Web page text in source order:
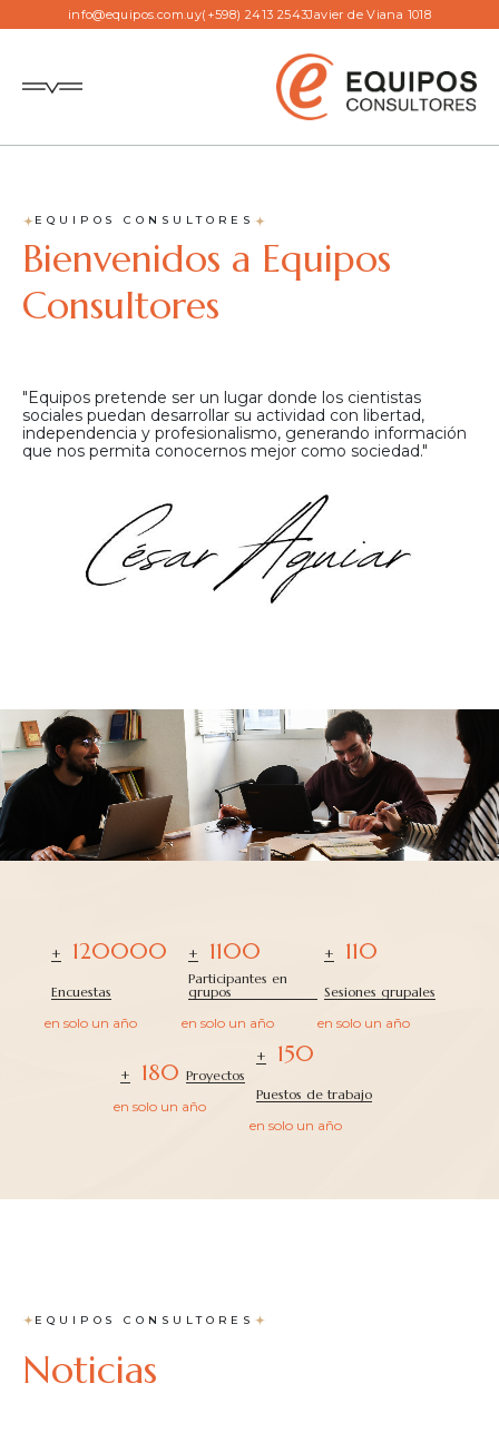
info@equipos.com.uy(+598) 2413 2543Javier de Viana 1018
EQUIPOS CONSULTORES
Bienvenidos a Equipos
Consultores
"Equipos pretende ser un lugar donde los cientistas
sociales puedan desarrollar su actividad con libertad,
independencia y profesionalismo, generando información
que nos permita conocernos mejor como sociedad."
+ 120000
Encuestas
en solo un año
+ 1100
Participantes en
grupos
en solo un año
+ 110
Sesiones grupales
en solo un año
+ 180 Proyectos
en solo un año
+ 150
Puestos de trabajo
en solo un año
EQUIPOS CONSULTORES
Noticias